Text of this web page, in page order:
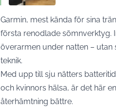
Garmin, mest kända för sina
första renodlade sömnverktyg.
överarmen under natten –
teknik.
Med upp till sju nätters
och kvinnors hälsa, är det här
återhämtning bättre.